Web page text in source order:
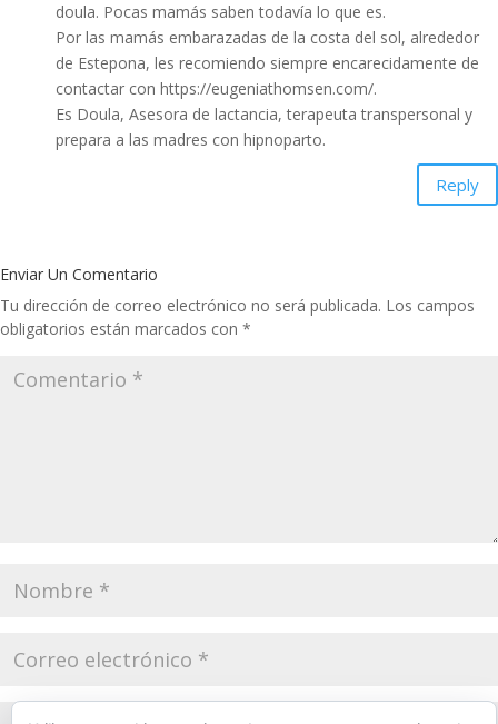
doula. Pocas mamás saben todavía lo que es.
Por las mamás embarazadas de la costa del sol, alrededor
de Estepona, les recomiendo siempre encarecidamente de
contactar con https://eugeniathomsen.com/.
Es Doula, Asesora de lactancia, terapeuta transpersonal y
prepara a las madres con hipnoparto.
Reply
Enviar Un Comentario
Tu dirección de correo electrónico no será publicada. Los campos
obligatorios están marcados con *